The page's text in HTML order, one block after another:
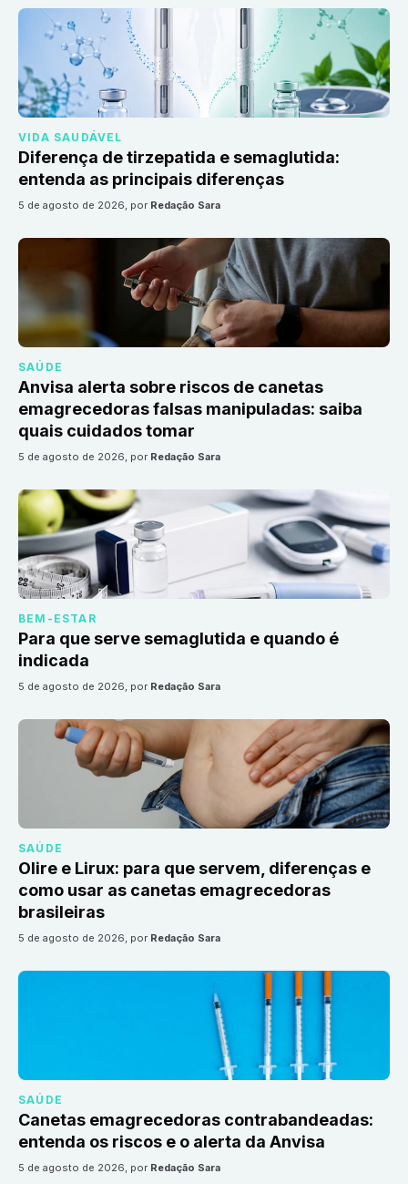
VIDA SAUDÁVEL
Diferença de tirzepatida e semaglutida:
entenda as principais diferenças
5 de agosto de 2026, por Redação Sara
SAÚDE
Anvisa alerta sobre riscos de canetas
emagrecedoras falsas manipuladas: saiba
quais cuidados tomar
5 de agosto de 2026, por Redação Sara
BEM-ESTAR
Para que serve semaglutida e quando é
indicada
5 de agosto de 2026, por Redação Sara
SAÚDE
Olire e Lirux: para que servem, diferenças e
como usar as canetas emagrecedoras
brasileiras
5 de agosto de 2026, por Redação Sara
SAÚDE
Canetas emagrecedoras contrabandeadas:
entenda os riscos e o alerta da Anvisa
5 de agosto de 2026, por Redação Sara